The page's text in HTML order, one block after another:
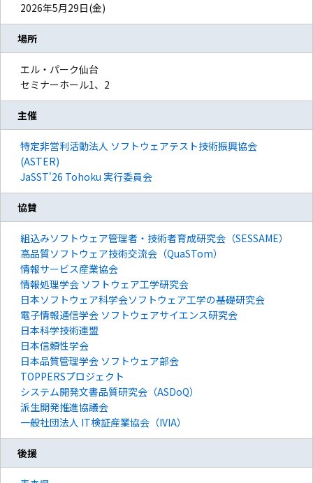
2026年5月29日(金)
場所
エル・パーク仙台
セミナーホール1、2
主催
特定非営利活動法人 ソフトウェアテスト技術振興協会
(ASTER)
JaSST'26 Tohoku 実行委員会
協賛
組込みソフトウェア管理者・技術者育成研究会（SESSAME）
高品質ソフトウェア技術交流会（QuaSTom）
情報サービス産業協会
情報処理学会 ソフトウェア工学研究会
日本ソフトウェア科学会ソフトウェア工学の基礎研究会
電子情報通信学会 ソフトウェアサイエンス研究会
日本科学技術連盟
日本信頼性学会
日本品質管理学会 ソフトウェア部会
TOPPERSプロジェクト
システム開発文書品質研究会（ASDoQ）
派生開発推進協議会
一般社団法人 IT検証産業協会（IVIA）
後援